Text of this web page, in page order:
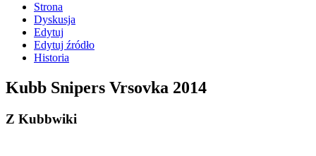
Strona
Dyskusja
Edytuj
Edytuj źródło
Historia
Kubb Snipers Vrsovka 2014
Z Kubbwiki